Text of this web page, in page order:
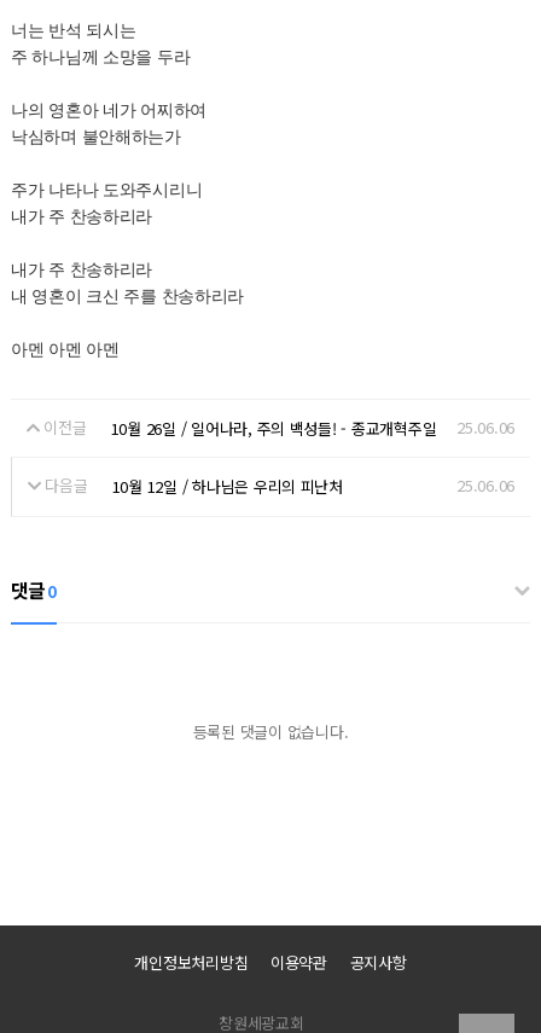
너는 반석 되시는
주 하나님께 소망을 두라
나의 영혼아 네가 어찌하여
낙심하며 불안해하는가
주가 나타나 도와주시리니
내가 주 찬송하리라
내가 주 찬송하리라
내 영혼이 크신 주를 찬송하리라
아멘 아멘 아멘
이전글 10월 26일 / 일어나라, 주의 백성들! - 종교개혁주일 25.06.06
다음글 10월 12일 / 하나님은 우리의 피난처 25.06.06
댓글0
등록된 댓글이 없습니다.
개인정보처리방침 이용약관 공지사항
창원세광교회